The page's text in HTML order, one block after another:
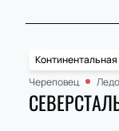
Череповец